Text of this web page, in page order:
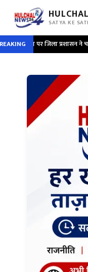
SATYA KE
ने चलवाया जेसीबी ; हड़कंप